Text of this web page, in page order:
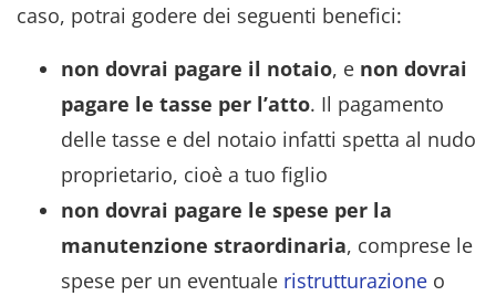
caso, potrai godere dei seguenti benefici:
non dovrai pagare il notaio, e non dovrai
pagare le tasse per l’atto. Il pagamento
delle tasse e del notaio infatti spetta al nudo
proprietario, cioè a tuo figlio
non dovrai pagare le spese per la
manutenzione straordinaria, comprese le
spese per un eventuale ristrutturazione o